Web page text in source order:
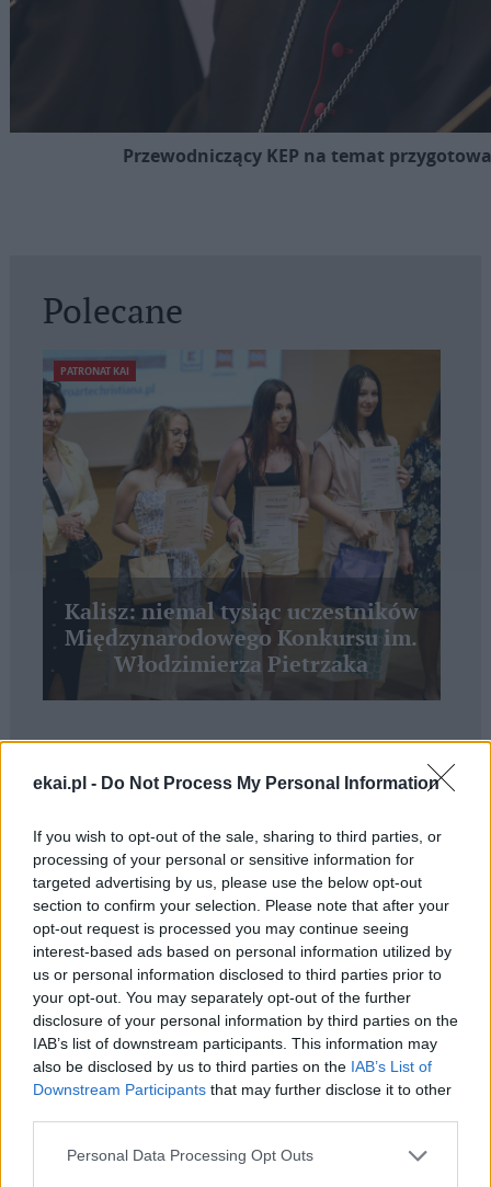
ekai.pl - Do Not Process My Personal Information
If you wish to opt-out of the sale, sharing to third parties, or
processing of your personal or sensitive information for
targeted advertising by us, please use the below opt-out
section to confirm your selection. Please note that after your
opt-out request is processed you may continue seeing
interest-based ads based on personal information utilized by
us or personal information disclosed to third parties prior to
your opt-out. You may separately opt-out of the further
disclosure of your personal information by third parties on the
IAB’s list of downstream participants. This information may
also be disclosed by us to third parties on the IAB’s List of
Downstream Participants that may further disclose it to other
Personal Data Processing Opt Outs
Przewodniczący KEP na temat
Polecane
PATRONAT KAI
Kalisz: niemal tysiąc uczestników
Międzynarodowego Konkursu im.
Włodzimierza Pietrzaka
20 lipca 2026 | 19:10
Kościół i piłka nożna – jedenaście
ciekawostek
09 lipca 2026 | 14:00
Od kwietnia ponad 80 ataków na
chrześcijan w Izraelu
29 czerwca 2026 | 16:01
Raport PKWP: co dziesiąty ksiądz na
świecie otrzymał wsparcie